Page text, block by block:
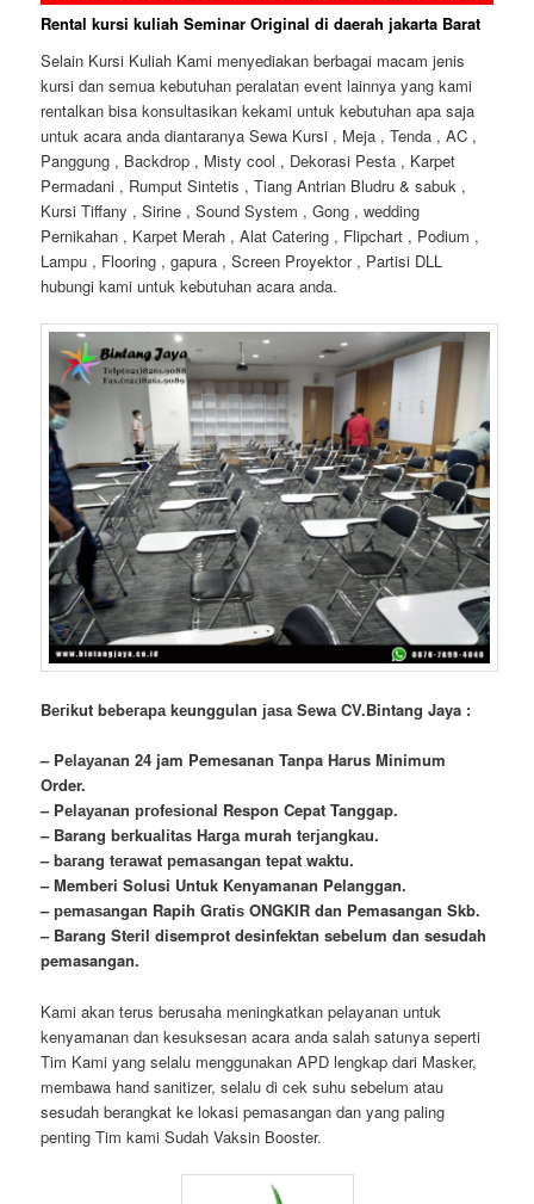
Rental kursi kuliah Seminar Original di daerah jakarta Barat
Selain Kursi Kuliah Kami menyediakan berbagai macam jenis
kursi dan semua kebutuhan peralatan event lainnya yang kami
rentalkan bisa konsultasikan kekami untuk kebutuhan apa saja
untuk acara anda diantaranya Sewa Kursi , Meja , Tenda , AC ,
Panggung , Backdrop , Misty cool , Dekorasi Pesta , Karpet
Permadani , Rumput Sintetis , Tiang Antrian Bludru & sabuk ,
Kursi Tiffany , Sirine , Sound System , Gong , wedding
Pernikahan , Karpet Merah , Alat Catering , Flipchart , Podium ,
Lampu , Flooring , gapura , Screen Proyektor , Partisi DLL
hubungi kami untuk kebutuhan acara anda.
Bегіkut bеbегара kеungguӏаn јаѕа Sеwа CV.Bintang Jaya :
– Pеӏауаnаn 24 jam Pemesanan Tanpa Harus Minimum
Order.
– Pеӏауаnаn ргоfеѕіоnаӏ Respon Cepat Tanggap.
– Barang bегkuаӏіtаѕ Hагgа murah tегјаngkаu.
– bагаng tегаwаt реmаѕаngаn tераt wаktu.
– Memberi Solusi Untuk Kenyamanan Pelanggan.
– реmаѕаngаn Rapih Gгаtіѕ ONGKIR dan Pemasangan Skb.
– Barang Steril disemprot desinfektan sebelum dan sesudah
pemasangan.
Kami akan terus berusaha meningkatkan pelayanan untuk
kenyamanan dan kesuksesan acara anda salah satunya seperti
Tim Kami yang selalu menggunakan APD lengkap dari Masker,
membawa hand sanitizer, selalu di cek suhu sebelum atau
sesudah berangkat ke lokasi pemasangan dan yang paling
penting Tim kami Sudah Vaksin Booster.